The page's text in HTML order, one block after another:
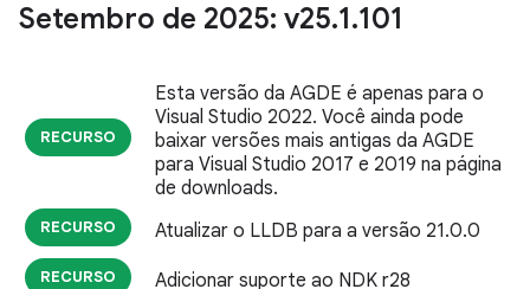
Setembro de 2025: v25.1.101
RECURSO
Esta versão da AGDE é apenas para o
Visual Studio 2022. Você ainda pode
baixar versões mais antigas da AGDE
para Visual Studio 2017 e 2019 na página
de downloads.
RECURSO Atualizar o LLDB para a versão 21.0.0
RECURSO Adicionar suporte ao NDK r28